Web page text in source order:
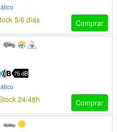
Comprar
5/6 días
75 dB
Comprar
24/48h